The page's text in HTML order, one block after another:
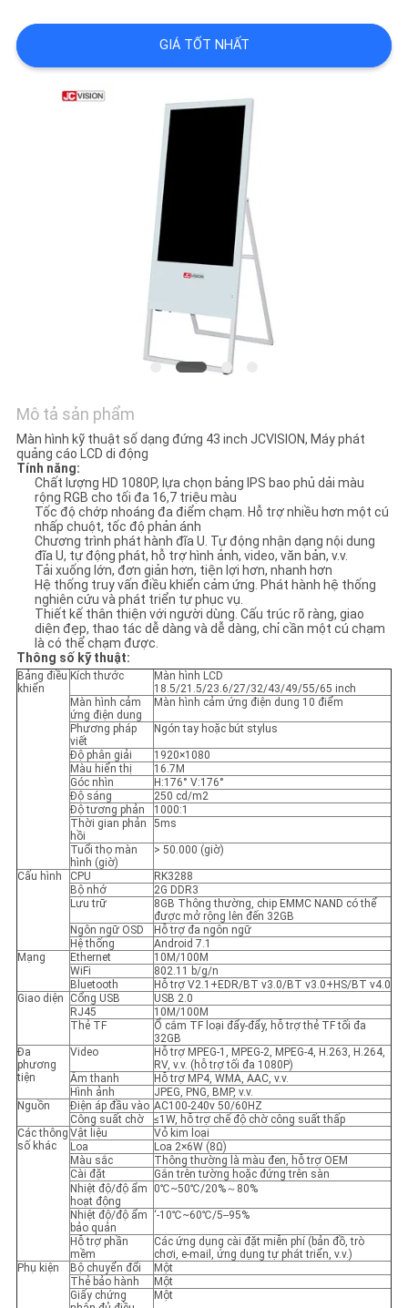
TÔI
BÁO
GIÁ
ĐỒ
TRANG
WEB
CHÍNH
SÁCH
GIÁ TỐT NHẤT
Mô tả sản phẩm
Màn hình kỹ thuật số dạng đứng 43 inch JCVISION, Máy phát
quảng cáo LCD di động
Tính năng:
Chất lượng HD 1080P, lựa chọn bảng IPS bao phủ dải màu
rộng RGB cho tối đa 16,7 triệu màu
Tốc độ chớp nhoáng đa điểm chạm. Hỗ trợ nhiều hơn một cú
nhấp chuột, tốc độ phản ánh
Chương trình phát hành đĩa U. Tự động nhận dạng nội dung
đĩa U, tự động phát, hỗ trợ hình ảnh, video, văn bản, v.v.
Tải xuống lớn, đơn giản hơn, tiện lợi hơn, nhanh hơn
Hệ thống truy vấn điều khiển cảm ứng. Phát hành hệ thống
nghiên cứu và phát triển tự phục vụ.
Thiết kế thân thiện với người dùng. Cấu trúc rõ ràng, giao
diện đẹp, thao tác dễ dàng và dễ dàng, chỉ cần một cú chạm
là có thể chạm được.
Thông số kỹ thuật:
Bảng điều
khiển
Kích thước
Màn hình LCD
18.5/21.5/23.6/27/32/43/49/55/65 inch
Màn hình cảm
ứng điện dung
Màn hình cảm ứng điện dung 10 điểm
Phương pháp
viết
Ngón tay hoặc bút stylus
Độ phân giải
1920×1080
Màu hiển thị
16.7M
Góc nhìn
H:176° V:176°
Độ sáng
250 cd/m2
Độ tương phản
1000:1
Thời gian phản
hồi
5ms
Tuổi thọ màn
hình (giờ)
> 50.000 (giờ)
Cấu hình CPU
RK3288
Bộ nhớ
2G DDR3
Lưu trữ
8GB Thông thường, chip EMMC NAND có thể
được mở rộng lên đến 32GB
Ngôn ngữ OSD
Hỗ trợ đa ngôn ngữ
Hệ thống
Android 7.1
Mạng
Ethernet
10M/100M
WiFi
802.11 b/g/n
Bluetooth
Hỗ trợ V2.1+EDR/BT v3.0/BT v3.0+HS/BT v4.0
Giao diện
Cổng USB
USB 2.0
RJ45
10M/100M
Thẻ TF
Ổ cắm TF loại đẩy-đẩy, hỗ trợ thẻ TF tối đa
32GB
Đa
phương
tiện
Video
Hỗ trợ MPEG-1, MPEG-2, MPEG-4, H.263, H.264,
RV, v.v. (hỗ trợ tối đa 1080P)
Âm thanh
Hỗ trợ MP4, WMA, AAC, v.v.
Hình ảnh
JPEG, PNG, BMP, v.v.
Nguồn
Điện áp đầu vào AC100-240v 50/60HZ
Công suất chờ
≤1W, hỗ trợ chế độ chờ công suất thấp
Các thông
số khác
Vật liệu
Vỏ kim loại
Loa
Loa 2×6W (8Ω)
Màu sắc
Thông thường là màu đen, hỗ trợ OEM
Cài đặt
Gắn trên tường hoặc đứng trên sàn
Nhiệt độ/độ ẩm
hoạt động
0℃~50℃/20%～80%
Nhiệt độ/độ ẩm
bảo quản
‘-10℃~60℃/5--95%
Hỗ trợ phần
mềm
Các ứng dụng cài đặt miễn phí (bản đồ, trò
chơi, e-mail, ứng dụng tự phát triển, v.v.)
Phụ kiện
Bộ chuyển đổi
Một
Thẻ bảo hành
Một
Giấy chứng
Một